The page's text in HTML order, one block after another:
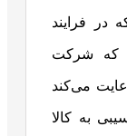
در فرایند
که شرکت
می‌کند
به کالا